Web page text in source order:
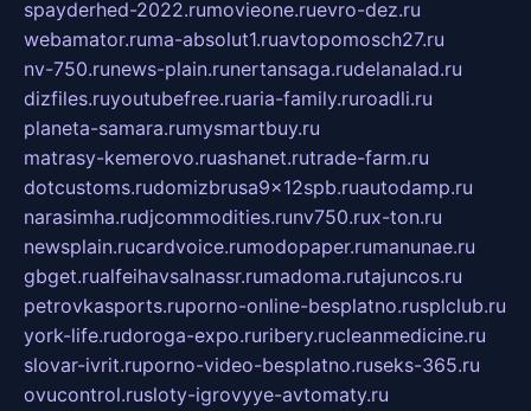
spayderhed-2022.rumovieone.ruevro-dez.ru
webamator.ruma-absolut1.ruavtopomosch27.ru
nv-750.runews-plain.runertansaga.rudelanalad.ru
dizfiles.ruyoutubefree.ruaria-family.ruroadli.ru
planeta-samara.rumysmartbuy.ru
matrasy-kemerovo.ruashanet.rutrade-farm.ru
dotcustoms.rudomizbrusa9x12spb.ruautodamp.ru
narasimha.rudjcommodities.runv750.rux-ton.ru
newsplain.rucardvoice.rumodopaper.rumanunae.ru
gbget.rualfeihavsalnassr.rumadoma.rutajuncos.ru
petrovkasports.ruporno-online-besplatno.rusplclub.ru
york-life.rudoroga-expo.ruribery.rucleanmedicine.ru
slovar-ivrit.ruporno-video-besplatno.ruseks-365.ru
ovucontrol.rusloty-igrovyye-avtomaty.ru